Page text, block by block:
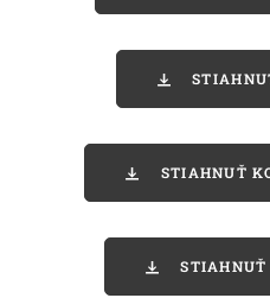
STIAHNUŤ
STIAHNUŤ